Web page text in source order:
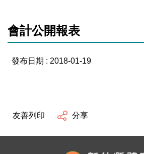
會計公開報表
發布日期 : 2018-01-19
友善列印 分享